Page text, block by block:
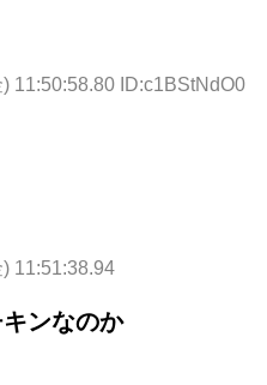
11:50:58.80 ID:c1BStNdO0
11:51:38.94
ンなのか